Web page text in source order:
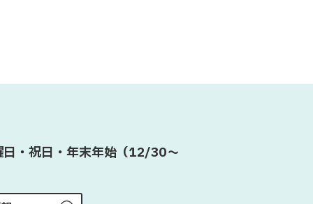
日・祝日・年末年始（12/30〜